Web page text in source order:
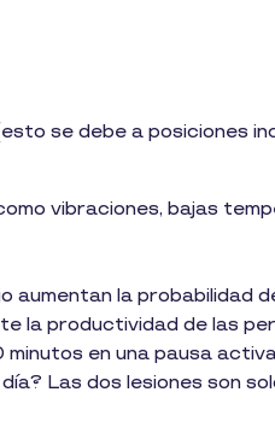
se debe a posiciones
vibraciones, bajas
aumentan la probabilidad
la productividad de las
en una pausa
Las dos lesiones son